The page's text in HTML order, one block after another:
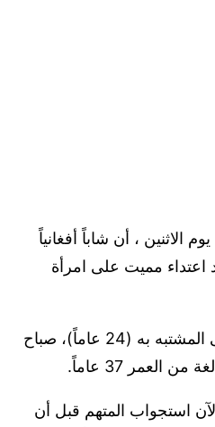
الاثنين ، أن شاباً أفغانياً
اعتداء مميت على امرأة
وألقت الشرطة القبض على المشتبه به (24 عاماً)، صباح
العمر 37 عاماً.
استجواب المتهم قبل أن